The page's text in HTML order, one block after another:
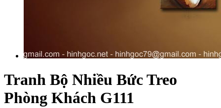
Tranh Bộ Nhiều Bức Treo
Phòng Khách G111